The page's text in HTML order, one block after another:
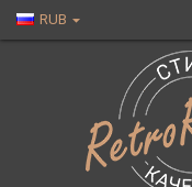
RUB